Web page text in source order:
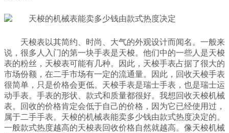
天梭表以其简约、时尚、大气的外观设计而闻名。一般来
说，很多人入门的第一块手表是天梭。他们中的一些人是天梭
表的粉丝，天梭表可能有几种。因此，天梭手表占据了很大的
市场份额，在二手市场有一定的流通量。因此，回收天梭手表
很简单，只是价格会更低。天梭手表是瑞士手表，也是瑞士运
动手表。手表的形状、款式和质量都很好。我想回收天梭机械
表。回收的价格肯定会低于自己的价格，因为它已经使用过，
属于二手手表。天梭的机械表能卖多少钱由款式热度决定的。
一般款式热度越高的天梭表回收价格自然就越高。像天梭机械